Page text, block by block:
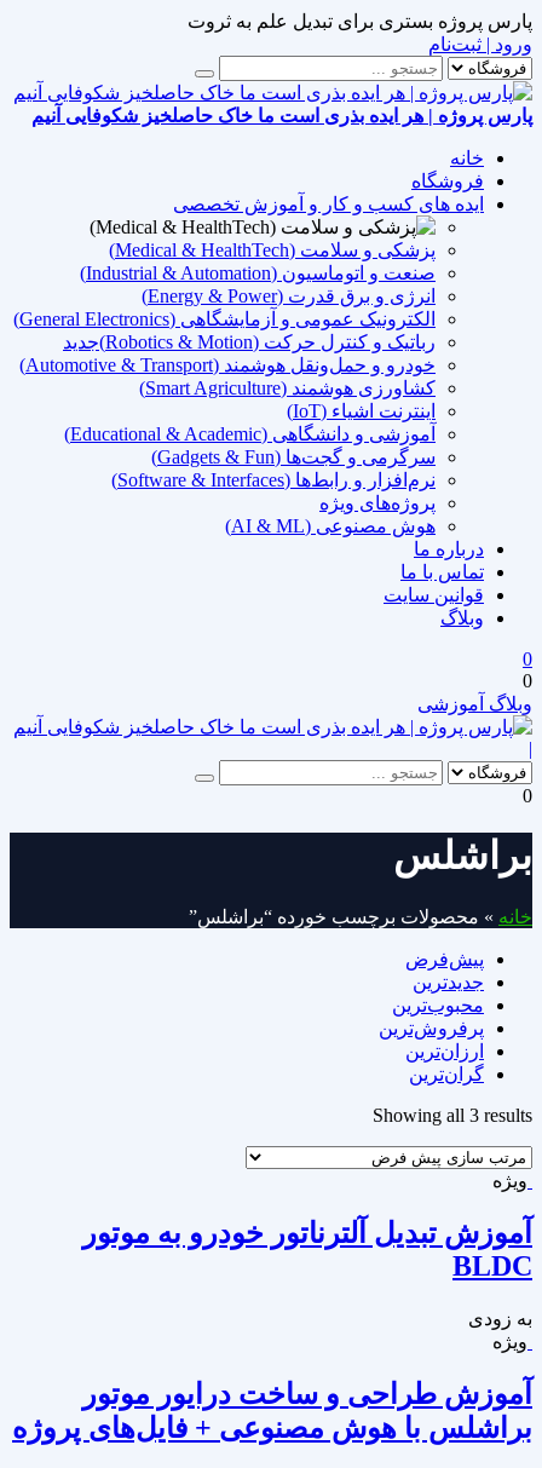
پارس پروژه بستری برای تبدیل علم به ثروت
ورود | ثبت‌نام
پارس پروژه | هر ایده بذری است ما خاک حاصلخیز شکوفایی آنیم
خانه
فروشگاه
ایده های کسب و کار و آموزش تخصصی
پزشکی و سلامت (Medical & HealthTech)
صنعت و اتوماسیون (Industrial & Automation)
انرژی و برق قدرت (Energy & Power)
الکترونیک عمومی و آزمایشگاهی (General Electronics)
رباتیک و کنترل حرکت (Robotics & Motion)
جدید
خودرو و حمل‌ونقل هوشمند (Automotive & Transport)
کشاورزی هوشمند (Smart Agriculture)
اینترنت اشیاء (IoT)
آموزشی و دانشگاهی (Educational & Academic)
سرگرمی و گجت‌ها (Gadgets & Fun)
نرم‌افزار و رابط‌ها (Software & Interfaces)
پروژه‌های ویژه
هوش مصنوعی (AI & ML)
درباره ما
تماس با ما
قوانین سایت
وبلاگ
0
0
وبلاگ آموزشی
|
0
براشلس
خانه » محصولات برچسب خورده “براشلس”
پیش‌فرض
جدیدترین
محبوب‌ترین
پرفروش‌ترین
ارزان‌ترین
گران‌ترین
Showing all 3 results
ویژه
آموزش تبدیل آلترناتور خودرو به موتور
BLDC
به زودی
ویژه
آموزش طراحی و ساخت درایور موتور
براشلس با هوش مصنوعی + فایل‌های پروژه